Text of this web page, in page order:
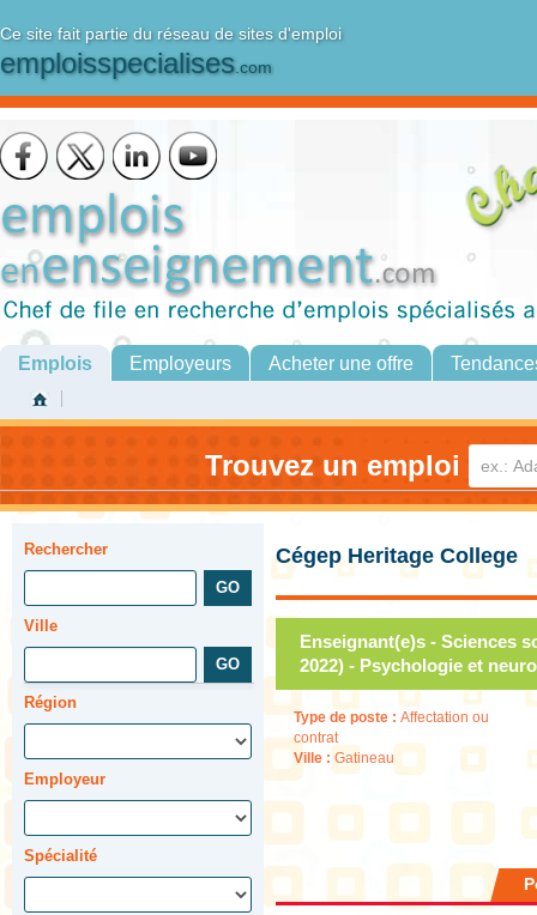
Ce site fait partie du réseau de sites d'emploi
emploisspecialises.com
Emplois Employeurs Acheter une offre
Trouvez un emploi
Rechercher
Ville
Région
Employeur
Spécialité
Cégep Heritage College
Enseignant(e)s - Sciences
2022) - Psychologie et
Type de poste : Affectation ou
contrat
Ville : Gatineau